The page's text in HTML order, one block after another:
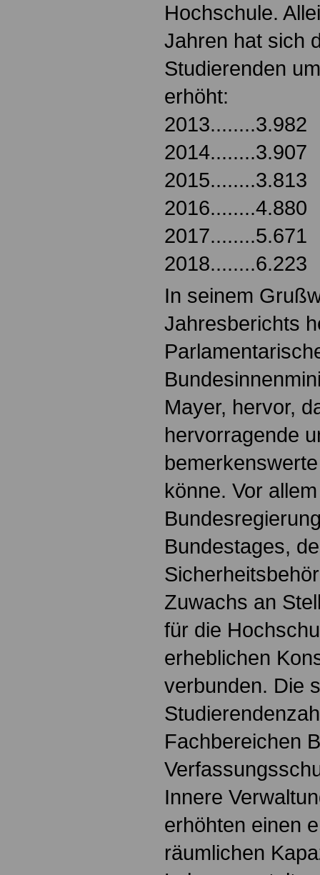
Hochschule.
Jahren hat sich
Studierenden
erhöht:
2013........3.982
2014........3.907
2015........3.813
2016........4.880
2017........5.671
2018........6.223
In seinem
Jahresberichts
Mayer, hervor,
hervorragende
könne. Vor
Bundestages,
Zuwachs an
für die
erheblichen
verbunden. Die
Fachbereichen
Innere
erhöhten einen
räumlichen